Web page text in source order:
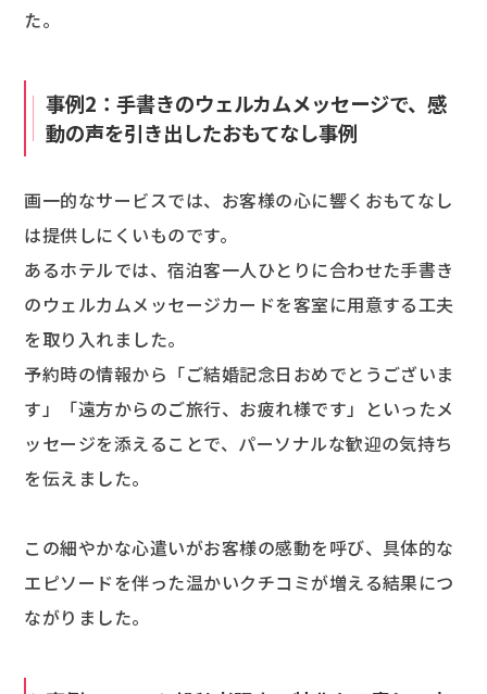
た。
事例2：手書きのウェルカムメッセージで、感
動の声を引き出したおもてなし事例
画一的なサービスでは、お客様の心に響くおもてなし
は提供しにくいものです。
あるホテルでは、宿泊客一人ひとりに合わせた手書き
のウェルカムメッセージカードを客室に用意する工夫
を取り入れました。
予約時の情報から「ご結婚記念日おめでとうございま
す」「遠方からのご旅行、お疲れ様です」といったメ
ッセージを添えることで、パーソナルな歓迎の気持ち
を伝えました。
この細やかな心遣いがお客様の感動を呼び、具体的な
エピソードを伴った温かいクチコミが増える結果につ
ながりました。